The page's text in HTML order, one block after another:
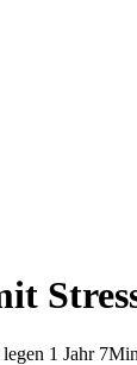
1 Jahr